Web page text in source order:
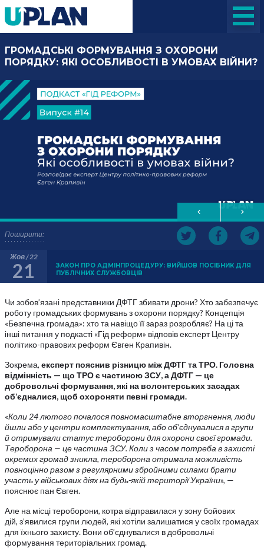
Поширити:
ГРОМАДСЬКІ ФОРМУВАННЯ З ОХОРОНИ
ПОРЯДКУ: ЯКІ ОСОБЛИВОСТІ В УМОВАХ ВІЙНИ?
Жов / 22
21
ЗАКОН ПРО АДМІНПРОЦЕДУРУ: ВИЙШОВ ПОСІБНИК ДЛЯ
ПУБЛІЧНИХ СЛУЖБОВЦІВ
Чи зобов’язані представники ДФТГ збивати дрони? Хто забезпечує
роботу громадських формувань з охорони порядку? Концепція
«Безпечна громада»: хто та навіщо її зараз розробляє? На ці та
інші питання у подкасті «Гід реформ» відповів експерт Центру
політико-правових реформ Євген Крапивін.
Зокрема, експерт пояснив різницю між ДФТГ та ТРО. Головна
відмінність — що ТРО є частиною ЗСУ, а ДФТГ — це
добровольчі формування, які на волонтерських засадах
об’єдналися, щоб охороняти певні громади.
«Коли 24 лютого почалося повномасштабне вторгнення, люди
йшли або у центри комплектування, або об’єднувалися в групи
й отримували статус тероборони для охорони своєї громади.
Тероборона — це частина ЗСУ. Коли з часом потреба в захисті
окремих громад зникла, тероборона отримала можливість
повноцінно разом з регулярними збройними силами брати
участь у військових діях на будь-якій території України», —
пояснює пан Євген.
Але на місці тероборони, котра відправилася у зону бойових
дій, з’явилися групи людей, які хотіли залишатися у своїх громадах
для їхнього захисту. Вони об’єднувалися в добровольчі
формування територіальних громад.